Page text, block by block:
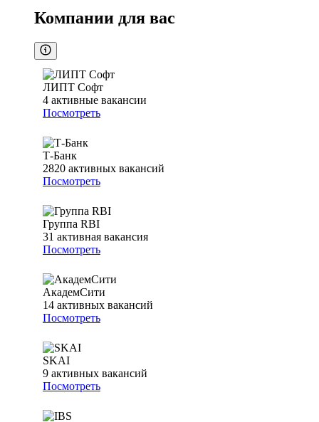
Компании для вас
ЛИПТ Софт
4 активные вакансии
Посмотреть
Т-Банк
2820 активных вакансий
Посмотреть
Группа RBI
31 активная вакансия
Посмотреть
АкадемСити
14 активных вакансий
Посмотреть
SKAI
9 активных вакансий
Посмотреть